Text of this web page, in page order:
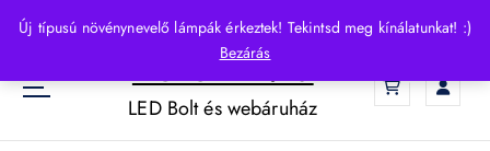
Új típusú növénynevelő lámpák érkeztek! Tekintsd meg kínálatunkat! :)
Bezárás
p
o
HelloLED.hu
LED Bolt és webáruház